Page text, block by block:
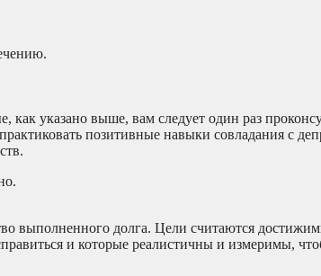
указано выше, вам следует один раз
позитивные навыки совладания с
выполненного долга. Цели считаются
и которые реалистичны и измеримы,